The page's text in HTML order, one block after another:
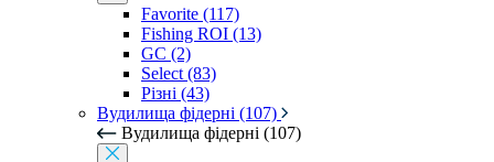
Favorite (117)
Fishing ROI (13)
GC (2)
Select (83)
Різні (43)
Вудилища фідерні (107)
Вудилища фідерні (107)